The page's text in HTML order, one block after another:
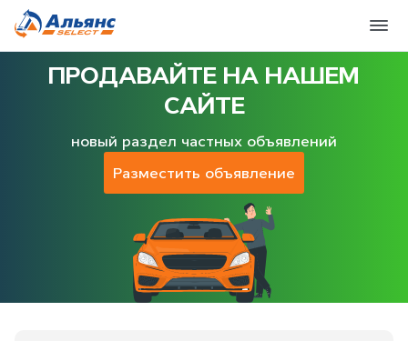
ПРОДАВАЙТЕ НА НАШЕМ
САЙТЕ
новый раздел частных объявлений
Разместить объявление